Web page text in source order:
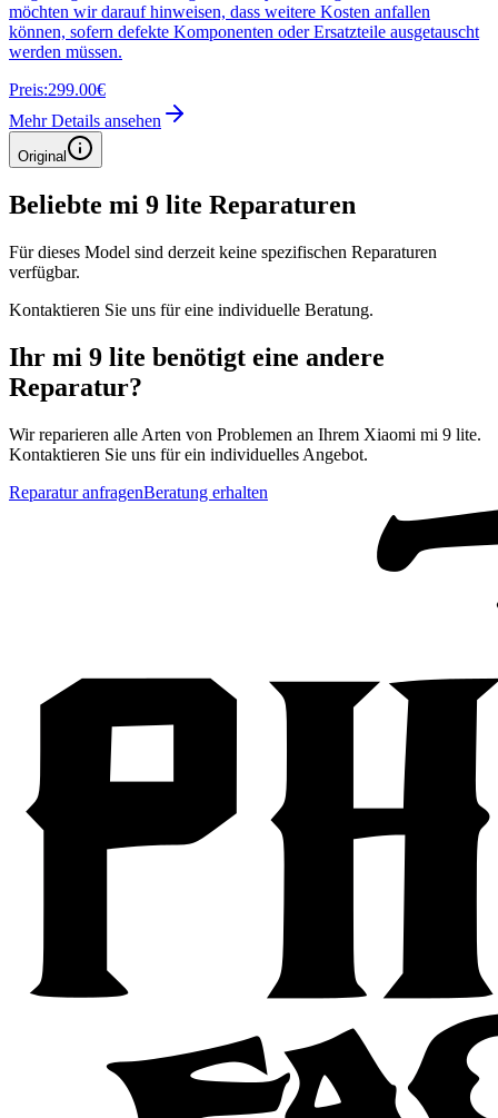
möchten wir darauf hinweisen, dass weitere Kosten anfallen
können, sofern defekte Komponenten oder Ersatzteile ausgetauscht
werden müssen.
Preis:299.00€
Mehr Details ansehen
Original
Beliebte mi 9 lite Reparaturen
Für dieses Model sind derzeit keine spezifischen Reparaturen
verfügbar.
Kontaktieren Sie uns für eine individuelle Beratung.
Ihr mi 9 lite benötigt eine andere
Reparatur?
Wir reparieren alle Arten von Problemen an Ihrem Xiaomi mi 9 lite.
Kontaktieren Sie uns für ein individuelles Angebot.
Reparatur anfragenBeratung erhalten